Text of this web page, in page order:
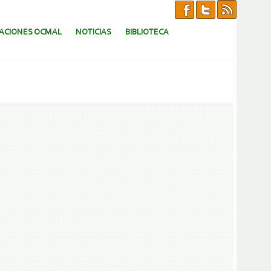
OCMAL NOTICIAS BIBLIOTECA